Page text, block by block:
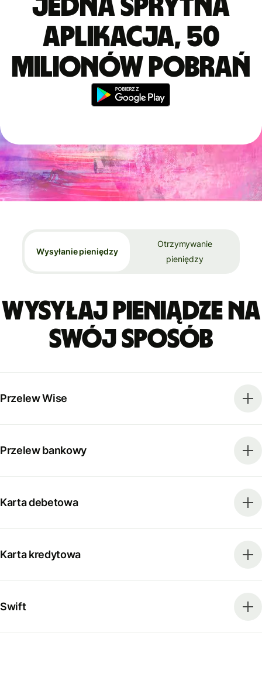
Jedna sprytna
aplikacja, 50
milionów pobrań
Wysyłanie pieniędzy
Otrzymywanie
pieniędzy
Wysyłaj pieniądze na
swój sposób
Przelew Wise
Przelew bankowy
Karta debetowa
Karta kredytowa
Swift